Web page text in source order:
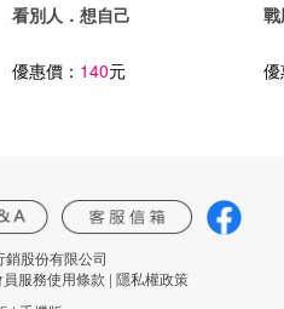
看別人．想自己
優惠價： 140元
股份有限公司
員服務使用條款 | 隱私權政策